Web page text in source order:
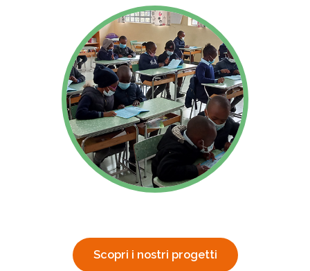
Scopri i nostri progetti